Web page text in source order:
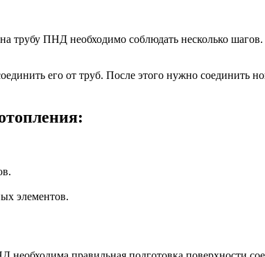
трубу ПНД необходимо соблюдать несколько
его от труб. После этого нужно
элементов.